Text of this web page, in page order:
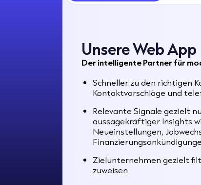
Unsere Web App
Der intelligente Partner für
Schneller zu den richtigen
Kontaktvorschläge und
Relevante Signale gezielt
aussagekräftiger Insights
Neueinstellungen,
Zielunternehmen gezielt
zuweisen